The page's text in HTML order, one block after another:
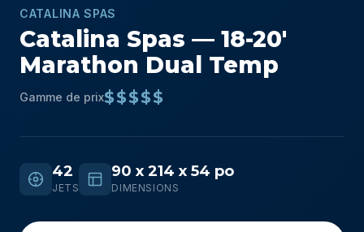
CATALINA SPAS
Catalina Spas — 18-20′
Marathon Dual Temp
Gamme de prix$$$$$
42
JETS
90 x 214 x 54 po
DIMENSIONS